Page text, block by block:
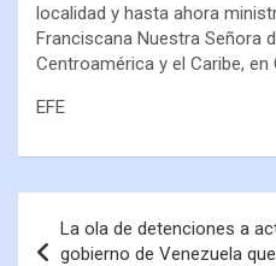
localidad y hasta ahora
Franciscana Nuestra Señora
Centroamérica y el Caribe, en
EFE
La ola de detenciones a
gobierno de Venezuela